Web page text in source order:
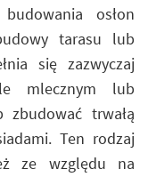
osłon
tarasu lub
się zazwyczaj
mlecznym lub
trwałą
Ten rodzaj
ze względu na